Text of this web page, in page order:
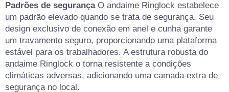
Padrões de segurançaO andaime Ringlock estabelece
um padrão elevado quando se trata de segurança. Seu
design exclusivo de conexão em anel e cunha garante
um travamento seguro, proporcionando uma plataforma
estável para os trabalhadores. A estrutura robusta do
andaime Ringlock o torna resistente a condições
climáticas adversas, adicionando uma camada extra de
segurança no local.